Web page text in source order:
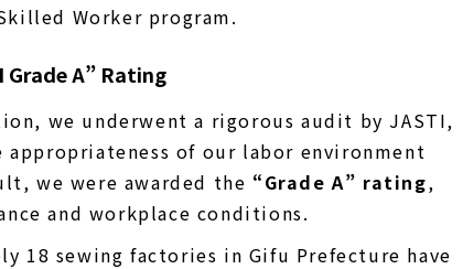
Worker program.
A” Rating
we underwent a rigorous audit by JASTI,
of our labor environment
we were awarded the “Grade A” rating,
and workplace conditions.
18 sewing factories in Gifu Prefecture have